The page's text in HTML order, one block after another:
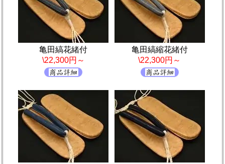
亀田縞花緒付
\22,300円～
亀田縞縮花緒付
\22,300円～